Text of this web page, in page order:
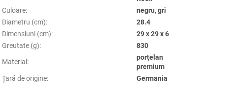
Culoare:
negru, gri
Diametru (cm):
28.4
Dimensiuni (cm):
29 x 29 x 6
Greutate (g): 830
Material :
porțelan
premium
Țară de origine: Germania